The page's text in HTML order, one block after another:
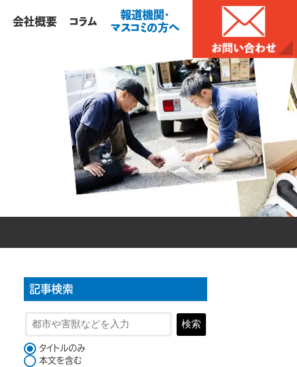
会社概要 コラム
報道機関・
マスコミの方へ
記事検索
検索
検索対象
タイトルのみ
本文を含む